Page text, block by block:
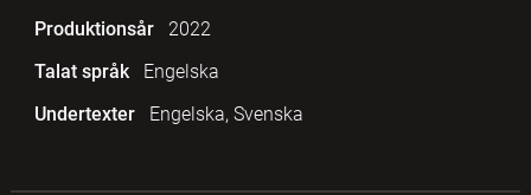
Produktionsår
2022
Talat språk
Engelska
Undertexter
Engelska, Svenska